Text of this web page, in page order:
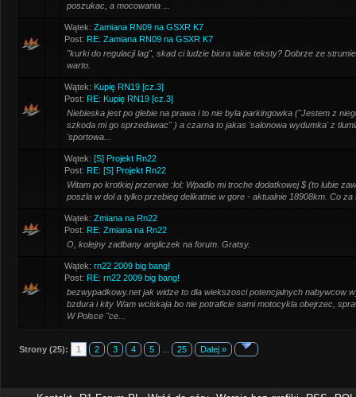
poszukac, a mocowania ...
Wątek: Zamiana RN09 na GSXR K7
Post: RE: Zamiana RN09 na GSXR K7
"kurki do regulacji lag", skad ci ludzie biora takie teksty? Dobrze ze
warto.
Wątek: Kupię RN19 [cz.3]
Post: RE: Kupię RN19 [cz.3]
Niebieska jest po glebie na prawa i to nie byla parkingowka ("Jestem z
szkoda mi go sprzedawac" ) a czarna to jakas 'salonowa wydumka' z
'sportowa...
Wątek: [S] Projekt Rn22
Post: RE: [S] Projekt Rn22
Witam po krotkiej przerwie :lol: Wpadlo mi troche dodatkowej $ (to lubie
poszla w dol a tylko przebieg delikatnie w gore - aktualnie 18908km. Co za
Wątek: Zmiana na Rn22
Post: RE: Zmiana na Rn22
O, kolejny zadbany angliczek na forum. Gratsy.
Wątek: rn22 2009 big bang!
Post: RE: rn22 2009 big bang!
bezwypadkowy.net jak widze to dla wiekszosci potencjalnych nabywcow
bzdura i kity Wam wciskaja bo nie potraficie sami motocykla obejrzec,
W Polsce "ce...
Strony (25): 1 2 3 4 5 25 Dalej »